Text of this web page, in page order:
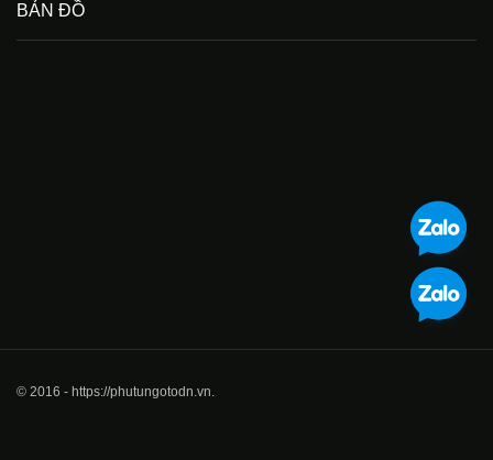
BẢN ĐỒ
© 2016 - https://phutungotodn.vn.